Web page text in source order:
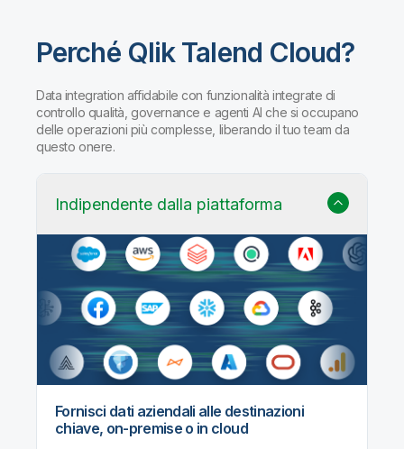
Perché Qlik Talend Cloud?
Data integration affidabile con funzionalità integrate di
controllo qualità, governance e agenti AI che si occupano
delle operazioni più complesse, liberando il tuo team da
questo onere.
Indipendente dalla piattaforma
Fornisci dati aziendali alle destinazioni
chiave, on-premise o in cloud